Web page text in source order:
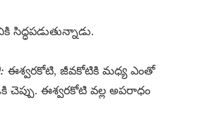
ఈశ్వరకోటి, జీవకోటికి మధ్య ఎంతో
చెప్పు. ఈశ్వరకోటి వల్ల అపరాధం